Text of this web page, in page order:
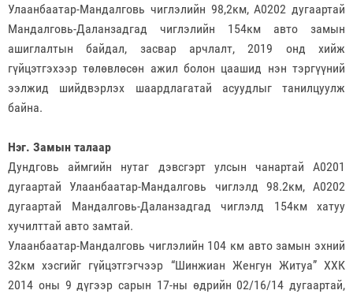
Улаанбаатар-Мандалговь чиглэлийн 98,2км, А0202 дугаартай
Мандалговь-Даланзадгад чиглэлийн 154км авто замын
ашиглалтын байдал, засвар арчлалт, 2019 онд хийж
гүйцэтгэхээр төлөвлөсөн ажил болон цаашид нэн тэргүүний
ээлжид шийдвэрлэх шаардлагатай асуудлыг танилцуулж
байна.
Нэг. Замын талаар
Дундговь аймгийн нутаг дэвсгэрт улсын чанартай А0201
дугаартай Улаанбаатар-Мандалговь чиглэлд 98.2км, А0202
дугаартай Мандалговь-Даланзадгад чиглэлд 154км хатуу
хучилттай авто замтай.
Улаанбаатар-Мандалговь чиглэлийн 104 км авто замын эхний
32км хэсгийг гүйцэтгэгчээр “Шинжиан Женгун Житуа” ХХК
2014 оны 9 дүгээр сарын 17-ны өдрийн 02/16/14 дугаартай,